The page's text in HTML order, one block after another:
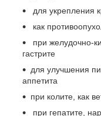
для укрепления
как
при желудочно-
гастрите
для улучшения
аппетита
при колите, как
при гепатите,